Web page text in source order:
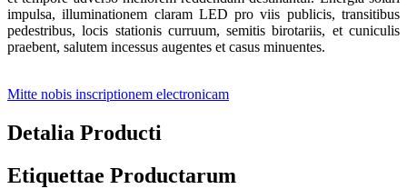
impulsa, illuminationem claram LED pro viis publicis, transitibus
pedestribus, locis stationis curruum, semitis birotariis, et cuniculis
praebent, salutem incessus augentes et casus minuentes.
Mitte nobis inscriptionem electronicam
Detalia Producti
Etiquettae Productarum